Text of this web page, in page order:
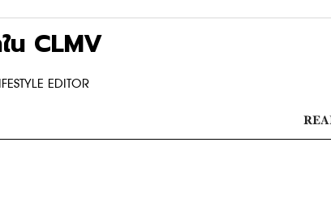
CLMV
EDITOR